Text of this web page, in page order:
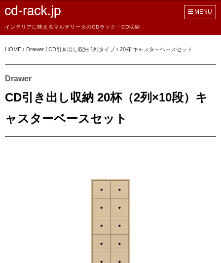
インテリアに映えるマルゲリータのCDラック・CD収納
MENU
HOME › Drawer / CD引き出し収納 1列タイプ › 20杯 キャスターベースセット
Drawer
CD引き出し収納 20杯（2列×10段）キ
ャスターベースセット